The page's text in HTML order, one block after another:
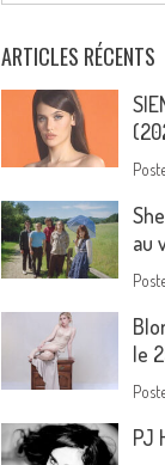
ARTICLES RÉCENTS
au
le
PJ